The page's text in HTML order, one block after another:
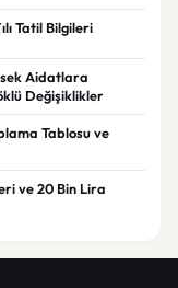
Tatil Bilgileri
Aidatlara
Değişiklikler
Tablosu ve
ve 20 Bin Lira